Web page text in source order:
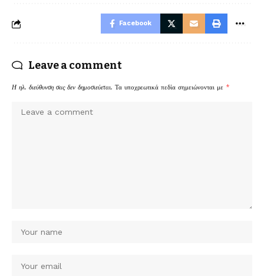
Facebook
Leave a comment
Η ηλ. διεύθυνση σας δεν δημοσιεύεται. Τα υποχρεωτικά πεδία σημειώνονται με *